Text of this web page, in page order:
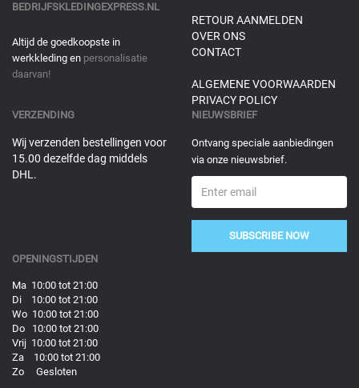
BEDRIJFSKLEDINGEXPRESS.NL
Altijd de goedkoopste in
werkkleding en personalisatie
daarvan!
RETOUR AANMELDEN
OVER ONS
CONTACT
ALGEMENE VOORWAARDEN
PRIVACY POLICY
VERZENDING
Wij verzenden bestellingen voor
15.00 dezelfde dag middels
DHL.
NIEUWSBRIEF
Ontvang speciale aanbiedingen
via onze nieuwsbrief.
SUBSCRIBE NOW
OPENINGSTIJDEN
Ma 10:00 tot 21:00
Di 10:00 tot 21:00
Wo 10:00 tot 21:00
Do 10:00 tot 21:00
Vrij 10:00 tot 21:00
Za 10:00 tot 21:00
Zo Gesloten